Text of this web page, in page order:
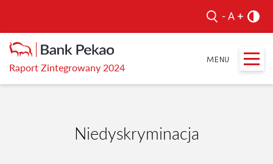
Raport Zintegrowany 2024
Niedyskryminacja